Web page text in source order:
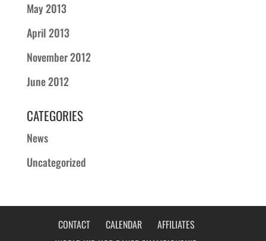
May 2013
April 2013
November 2012
June 2012
CATEGORIES
News
Uncategorized
CONTACT CALENDAR
AFFILIATES